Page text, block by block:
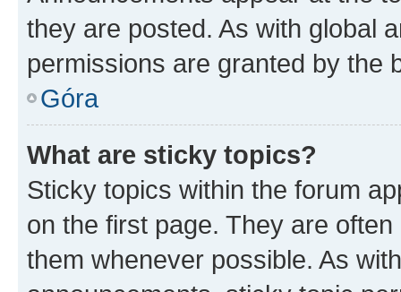
they are posted. As with global
permissions are granted by the
Góra
What are sticky topics?
Sticky topics within the forum
on the first page. They are
them whenever possible. As